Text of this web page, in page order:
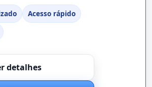
Acesso rápido
detalhes